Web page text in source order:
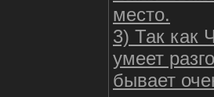
место.
3) Так как
умеет
бывает